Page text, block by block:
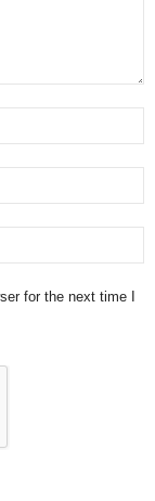
for the next time I